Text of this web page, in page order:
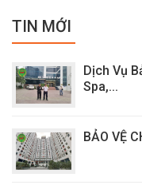
TIN MỚI
Dịch Vụ
Spa,...
BẢO VỆ